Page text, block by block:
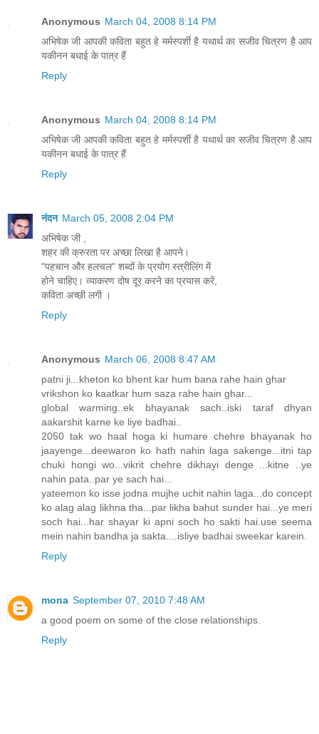
Anonymous March 04, 2008 8:14 PM
अभिषेक जी आपकी कविता बहुत हे मर्मस्पर्शी है यथार्थ का सजीव चित्रण है आप
यकीनन बधाई के पात्र हैं
Reply
Anonymous March 04, 2008 8:14 PM
अभिषेक जी आपकी कविता बहुत हे मर्मस्पर्शी है यथार्थ का सजीव चित्रण है आप
यकीनन बधाई के पात्र हैं
Reply
नंदन March 05, 2008 2:04 PM
अभिषेक जी ,
शहर की क्रुरता पर अच्छा लिखा है आपने।
"पहचान और हलचल" शब्दों के प्रयोग स्त्रीलिंग में
होने चाहिए। व्याकरण दोष दूर करने का प्रयास करें,
कविता अच्छी लगी ।
Reply
Anonymous March 06, 2008 8:47 AM
patni ji...kheton ko bhent kar hum bana rahe hain ghar
vrikshon ko kaatkar hum saza rahe hain ghar...
global warming..ek bhayanak sach..iski taraf dhyan
aakarshit karne ke liye badhai..
2050 tak wo haal hoga ki humare chehre bhayanak ho
jaayenge...deewaron ko hath nahin laga sakenge...itni tap
chuki hongi wo...vikrit chehre dikhayi denge ...kitne ..ye
nahin pata..par ye sach hai...
yateemon ko isse jodna mujhe uchit nahin laga...do concept
ko alag alag likhna tha...par likha bahut sunder hai...ye meri
soch hai...har shayar ki apni soch ho sakti hai.use seema
mein nahin bandha ja sakta....isliye badhai sweekar karein.
Reply
mona September 07, 2010 7:48 AM
a good poem on some of the close relationships.
Reply